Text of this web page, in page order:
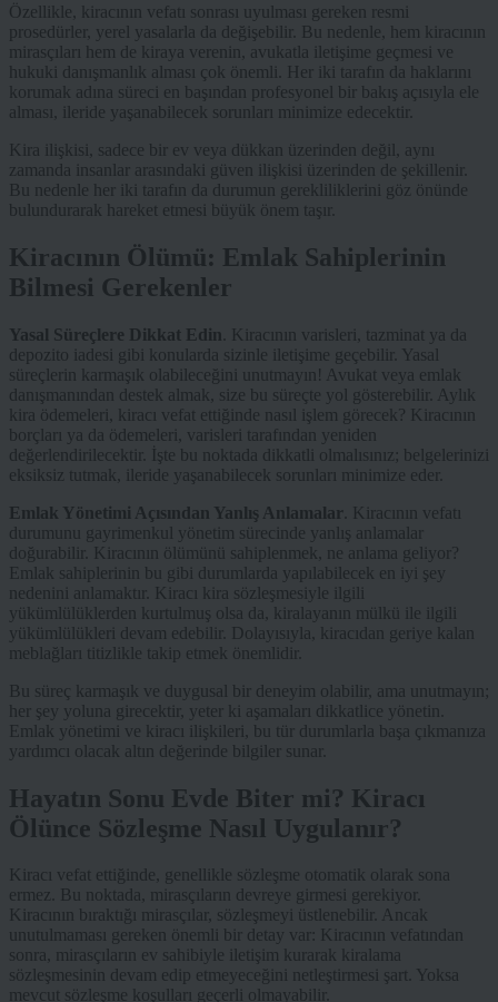
Özellikle, kiracının vefatı sonrası uyulması gereken resmi
prosedürler, yerel yasalarla da değişebilir. Bu nedenle, hem kiracının
mirasçıları hem de kiraya verenin, avukatla iletişime geçmesi ve
hukuki danışmanlık alması çok önemli. Her iki tarafın da haklarını
korumak adına süreci en başından profesyonel bir bakış açısıyla ele
alması, ileride yaşanabilecek sorunları minimize edecektir.
Kira ilişkisi, sadece bir ev veya dükkan üzerinden değil, aynı
zamanda insanlar arasındaki güven ilişkisi üzerinden de şekillenir.
Bu nedenle her iki tarafın da durumun gerekliliklerini göz önünde
bulundurarak hareket etmesi büyük önem taşır.
Kiracının Ölümü: Emlak Sahiplerinin
Bilmesi Gerekenler
Yasal Süreçlere Dikkat Edin . Kiracının varisleri, tazminat ya da
depozito iadesi gibi konularda sizinle iletişime geçebilir. Yasal
süreçlerin karmaşık olabileceğini unutmayın! Avukat veya emlak
danışmanından destek almak, size bu süreçte yol gösterebilir. Aylık
kira ödemeleri, kiracı vefat ettiğinde nasıl işlem görecek? Kiracının
borçları ya da ödemeleri, varisleri tarafından yeniden
değerlendirilecektir. İşte bu noktada dikkatli olmalısınız; belgelerinizi
eksiksiz tutmak, ileride yaşanabilecek sorunları minimize eder.
Emlak Yönetimi Açısından Yanlış Anlamalar
. Kiracının vefatı
durumunu gayrimenkul yönetim sürecinde yanlış anlamalar
doğurabilir. Kiracının ölümünü sahiplenmek, ne anlama geliyor?
Emlak sahiplerinin bu gibi durumlarda yapılabilecek en iyi şey
nedenini anlamaktır. Kiracı kira sözleşmesiyle ilgili
yükümlülüklerden kurtulmuş olsa da, kiralayanın mülkü ile ilgili
yükümlülükleri devam edebilir. Dolayısıyla, kiracıdan geriye kalan
meblağları titizlikle takip etmek önemlidir.
Bu süreç karmaşık ve duygusal bir deneyim olabilir, ama unutmayın;
her şey yoluna girecektir, yeter ki aşamaları dikkatlice yönetin.
Emlak yönetimi ve kiracı ilişkileri, bu tür durumlarla başa çıkmanıza
yardımcı olacak altın değerinde bilgiler sunar.
Hayatın Sonu Evde Biter mi? Kiracı
Ölünce Sözleşme Nasıl Uygulanır?
Kiracı vefat ettiğinde, genellikle sözleşme otomatik olarak sona
ermez. Bu noktada, mirasçıların devreye girmesi gerekiyor.
Kiracının bıraktığı mirasçılar, sözleşmeyi üstlenebilir. Ancak
unutulmaması gereken önemli bir detay var: Kiracının vefatından
sonra, mirasçıların ev sahibiyle iletişim kurarak kiralama
sözleşmesinin devam edip etmeyeceğini netleştirmesi şart. Yoksa
mevcut sözleşme koşulları geçerli olmayabilir.